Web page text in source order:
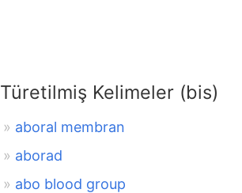
Türetilmiş Kelimeler (bis)
aboral membran
aborad
abo blood group